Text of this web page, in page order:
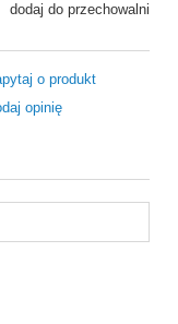
dodaj do przechowalni
o produkt
opinię